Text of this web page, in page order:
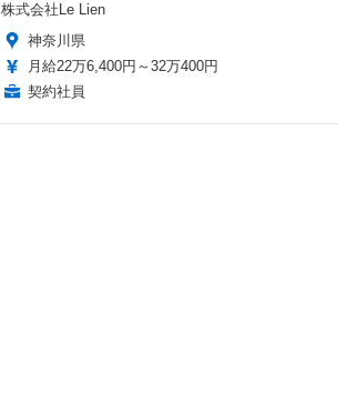
株式会社Le Lien
神奈川県
月給22万6,400円～32万400円
契約社員